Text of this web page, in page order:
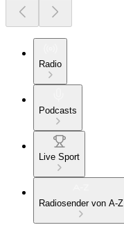
Radio
Podcasts
Live Sport
Radiosender von A-Z